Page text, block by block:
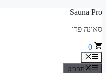
לדלג
Sauna Pro
סאונה פרו
0
תפריט
תפריט